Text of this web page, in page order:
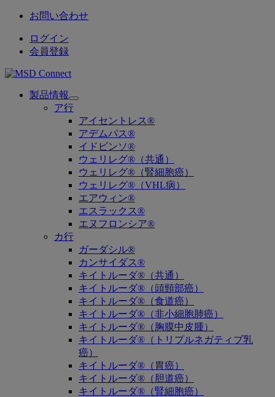
お問い合わせ
ログイン
会員登録
製品情報
Open
submenu
ア行
アイセントレス®
アデムパス®
イドビンソ®
ウェリレグ®（共通）
ウェリレグ®（腎細胞癌）
ウェリレグ®（VHL病）
エアウィン®
エスラックス®
エヌフロンシア®
カ行
ガーダシル®
カンサイダス®
キイトルーダ®（共通）
キイトルーダ®（頭頸部癌）
キイトルーダ®（食道癌）
キイトルーダ®（非小細胞肺癌）
キイトルーダ®（胸膜中皮腫）
キイトルーダ®（トリプルネガティブ乳
癌）
キイトルーダ®（胃癌）
キイトルーダ®（胆道癌）
キイトルーダ®（腎細胞癌）